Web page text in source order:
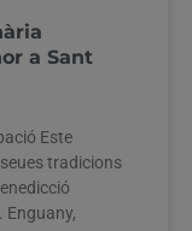
a Sant
Este
tradicions
Enguany,